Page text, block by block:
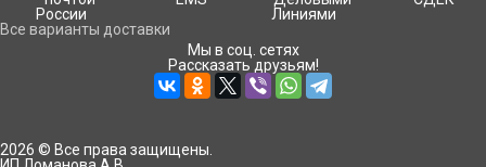
Все варианты доставки
Мы в соц. сетях
Рассказать друзьям!
2026 © Все права защищены.